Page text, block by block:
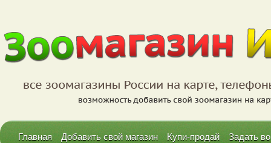
Главная Добавить свой магазин Купи-продай Задать